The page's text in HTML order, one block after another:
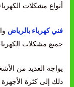
أنواع مشكلات
فني كهرباء بالرياض
جميع مشكلات
يواجه العديد من
ذلك إلى كثرة الأجهزة